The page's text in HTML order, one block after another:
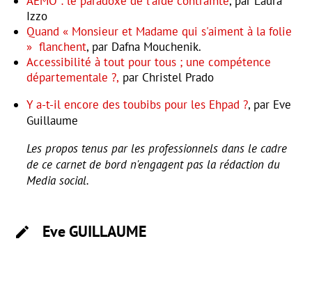
Izzo
Quand « Monsieur et Madame qui s'aiment à la folie
» flanchent, par Dafna Mouchenik.
Accessibilité à tout pour tous ; une compétence
départementale ?, par Christel Prado
Y a-t-il encore des toubibs pour les Ehpad ?, par Eve
Guillaume
Les propos tenus par les professionnels dans le cadre
de ce carnet de bord n'engagent pas la rédaction du
Media social.
EveGUILLAUME